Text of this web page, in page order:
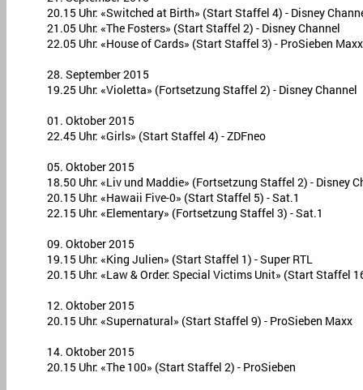
20.15 Uhr: «Switched at Birth» (Start Staffel 4) - Disney
21.05 Uhr: «The Fosters» (Start Staffel 2) - Disney Channel
22.05 Uhr: «House of Cards» (Start Staffel 3) - ProSieben Maxx
28. September 2015
19.25 Uhr: «Violetta» (Fortsetzung Staffel 2) - Disney Channel
01. Oktober 2015
22.45 Uhr: «Girls» (Start Staffel 4) - ZDFneo
05. Oktober 2015
18.50 Uhr: «Liv und Maddie» (Fortsetzung Staffel 2) - Disney
20.15 Uhr: «Hawaii Five-0» (Start Staffel 5) - Sat.1
22.15 Uhr: «Elementary» (Fortsetzung Staffel 3) - Sat.1
09. Oktober 2015
19.15 Uhr: «King Julien» (Start Staffel 1) - Super RTL
20.15 Uhr: «Law & Order: Special Victims Unit» (Start Staffel
12. Oktober 2015
20.15 Uhr: «Supernatural» (Start Staffel 9) - ProSieben Maxx
14. Oktober 2015
20.15 Uhr: «The 100» (Start Staffel 2) - ProSieben